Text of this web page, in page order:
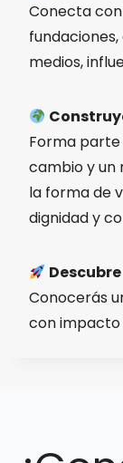
Conecta
medios,
Forma parte
cambio y un
la forma de
dignidad y
Conocerás
con impacto